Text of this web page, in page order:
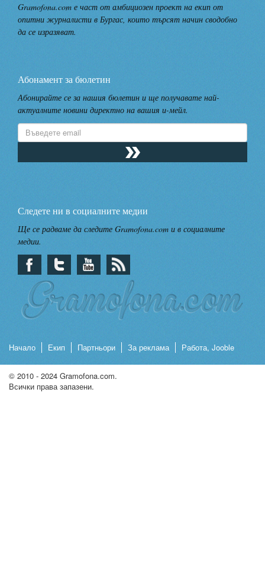
Gramofona.com е част от амбициозен проект на екип от
опитни журналисти в Бургас, които търсят начин сводобно
да се изразяват.
Абонамент за бюлетин
Абонирайте се за нашия бюлетин и ще получавате най-
актуалните новини директно на вашия и-мейл.
Следете ни в социалните медии
Ще се радваме да следите Gramofona.com и в социалните
медии.
Начало Екип Партньори За реклама Работа, Jooble
© 2010 - 2024 Gramofona.com.
Всички права запазени.